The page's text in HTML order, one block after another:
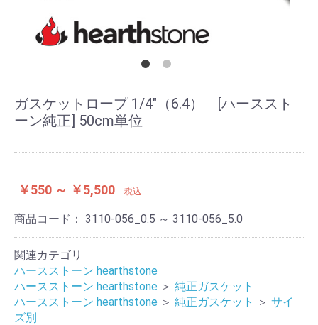
ガスケットロープ 1/4"（6.4） [ハーススト
ーン純正] 50cm単位
￥550 ～ ￥5,500 税込
商品コード： 3110-056_0.5 ～ 3110-056_5.0
関連カテゴリ
ハースストーン hearthstone
ハースストーン hearthstone ＞ 純正ガスケット
ハースストーン hearthstone ＞ 純正ガスケット ＞ サイ
ズ別